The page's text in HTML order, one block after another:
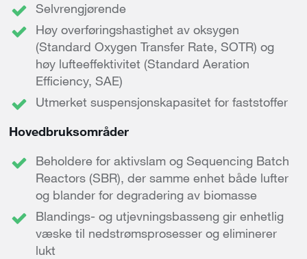
Selvrengjørende
Høy overføringshastighet av oksygen
(Standard Oxygen Transfer Rate, SOTR) og
høy lufteeffektivitet (Standard Aeration
Efficiency, SAE)
Utmerket suspensjonskapasitet for faststoffer
Hovedbruksområder
Beholdere for aktivslam og Sequencing Batch
Reactors (SBR), der samme enhet både lufter
og blander for degradering av biomasse
Blandings- og utjevningsbasseng gir enhetlig
væske til nedstrømsprosesser og eliminerer
lukt